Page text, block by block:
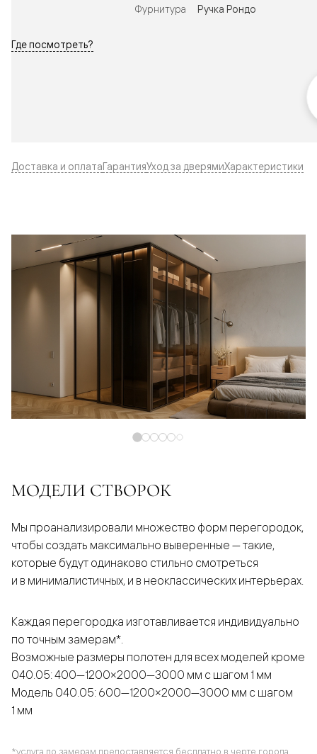
Фурнитура
Ручка Рондо
Где посмотреть?
Доставка и оплатаГарантияУход за дверямиХарактеристики
МОДЕЛИ СТВОРОК
Мы проанализировали множество форм перегородок,
чтобы создать максимально выверенные — такие,
которые будут одинаково стильно смотреться
и в минималистичных, и в неоклассических интерьерах.
Каждая перегородка изготавливается индивидуально
по точным замерам*.
Возможные размеры полотен для всех моделей кроме
040.05: 400—1200×2000—3000 мм с шагом 1 мм
Модель 040.05: 600—1200×2000—3000 мм с шагом
1 мм
*услуга по замерам предоставляется бесплатно в черте города